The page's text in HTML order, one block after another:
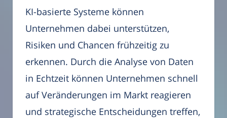
KI-basierte Systeme können
Unternehmen dabei unterstützen,
Risiken und Chancen frühzeitig zu
erkennen. Durch die Analyse von Daten
in Echtzeit können Unternehmen schnell
auf Veränderungen im Markt reagieren
und strategische Entscheidungen treffen,